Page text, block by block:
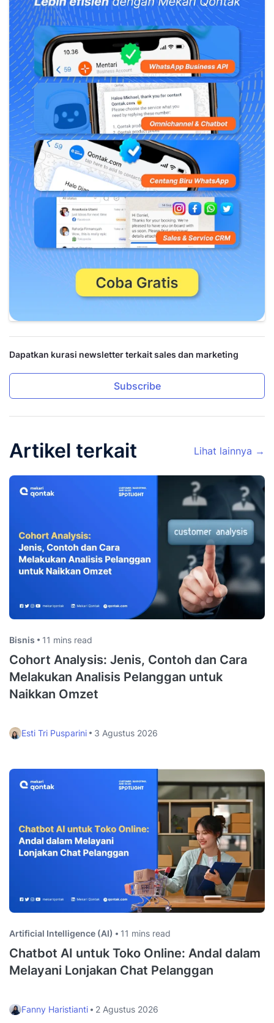
Dapatkan kurasi newsletter terkait sales dan marketing
Subscribe
Artikel terkait Lihat lainnya →
Bisnis 11 mins read
Cohort Analysis: Jenis, Contoh dan Cara
Melakukan Analisis Pelanggan untuk
Naikkan Omzet
Esti Tri Pusparini 3 Agustus 2026
Artificial Intelligence (AI) 11 mins read
Chatbot AI untuk Toko Online: Andal dalam
Melayani Lonjakan Chat Pelanggan
Fanny Haristianti 2 Agustus 2026